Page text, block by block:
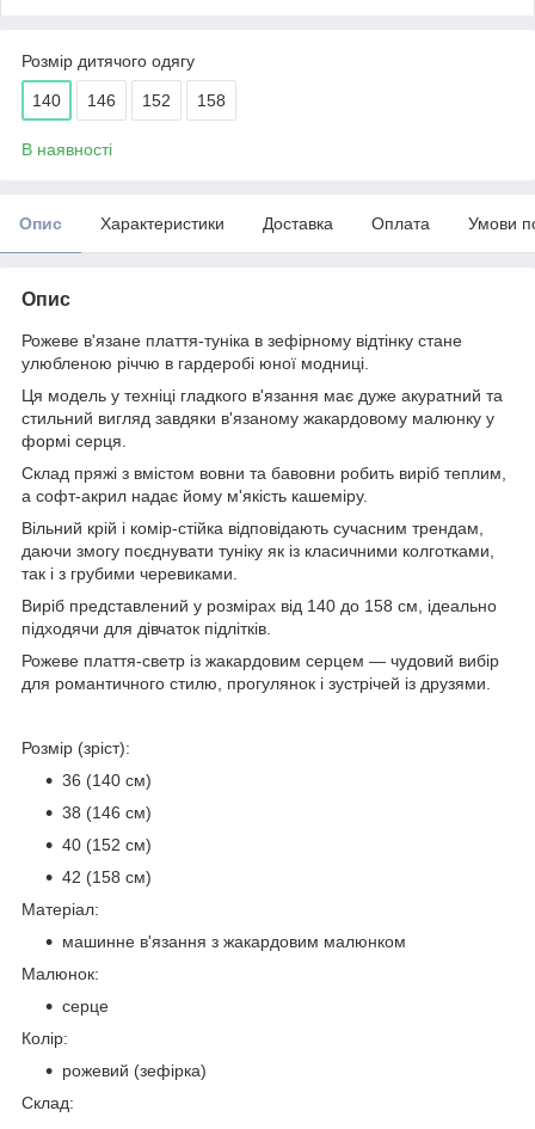
Розмір дитячого одягу
140 146 152 158
В наявності
Опис Характеристики Доставка Оплата Умови
Опис
Рожеве в'язане плаття-туніка в зефірному відтінку стане
улюбленою річчю в гардеробі юної модниці.
Ця модель у техніці гладкого в'язання має дуже акуратний та
стильний вигляд завдяки в'язаному жакардовому малюнку у
формі серця.
Склад пряжі з вмістом вовни та бавовни робить виріб теплим,
а софт-акрил надає йому м'якість кашеміру.
Вільний крій і комір-стійка відповідають сучасним трендам,
даючи змогу поєднувати туніку як із класичними колготками,
так і з грубими черевиками.
Виріб представлений у розмірах від 140 до 158 см, ідеально
підходячи для дівчаток підлітків.
Рожеве плаття-светр із жакардовим серцем — чудовий вибір
для романтичного стилю, прогулянок і зустрічей із друзями.
Розмір (зріст):
36 (140 см)
38 (146 см)
40 (152 см)
42 (158 см)
Матеріал:
машинне в'язання з жакардовим малюнком
Малюнок:
серце
Колір:
рожевий (зефірка)
Склад: